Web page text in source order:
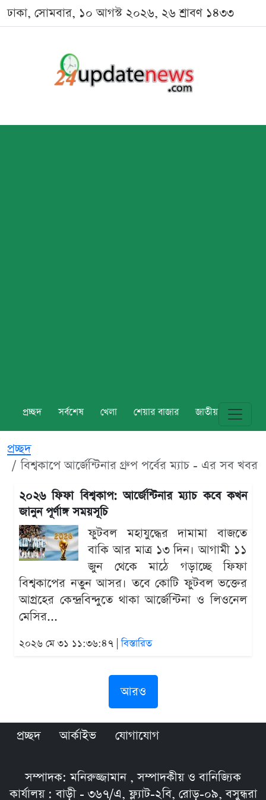
ঢাকা, সোমবার, ১০ আগস্ট ২০২৬, ২৬ শ্রাবণ ১৪৩৩
প্রচ্ছদ সর্বশেষ খেলা শেয়ার বাজার জাতীয় বিশ্ব
প্রচ্ছদ
বিশ্বকাপে আর্জেন্টিনার গ্রুপ পর্বের ম্যাচ - এর সব খবর
২০২৬ ফিফা বিশ্বকাপ: আর্জেন্টিনার ম্যাচ কবে কখন
জানুন পূর্ণাঙ্গ সময়সূচি
ফুটবল মহাযুদ্ধের দামামা বাজতে
বাকি আর মাত্র ১৩ দিন। আগামী ১১
জুন থেকে মাঠে গড়াচ্ছে ফিফা
বিশ্বকাপের নতুন আসর। তবে কোটি ফুটবল ভক্তের
আগ্রহের কেন্দ্রবিন্দুতে থাকা আর্জেন্টিনা ও লিওনেল
মেসির...
২০২৬ মে ৩১ ১১:৩৬:৪৭ |বিস্তারিত
আরও
প্রচ্ছদ আর্কাইভ যোগাযোগ
সম্পাদক: মনিরুজ্জামান , সম্পাদকীয় ও বানিজ্যিক
কার্যালয় : বাড়ী - ৩৬৭/এ, ফ্ল্যাট-২বি, রোড়-০৯, বসুন্ধরা